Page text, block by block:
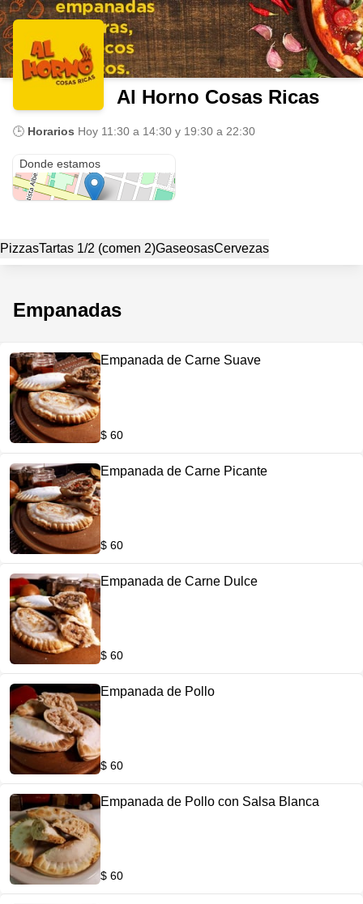
Al Horno Cosas Ricas
🕒 Horarios Hoy 11:30 a 14:30 y 19:30 a 22:30
Donde estamos
PizzasTartas 1/2 (comen 2)GaseosasCervezas
Empanadas
Empanada de Carne Suave
$ 60
Empanada de Carne Picante
$ 60
Empanada de Carne Dulce
$ 60
Empanada de Pollo
$ 60
Empanada de Pollo con Salsa Blanca
$ 60